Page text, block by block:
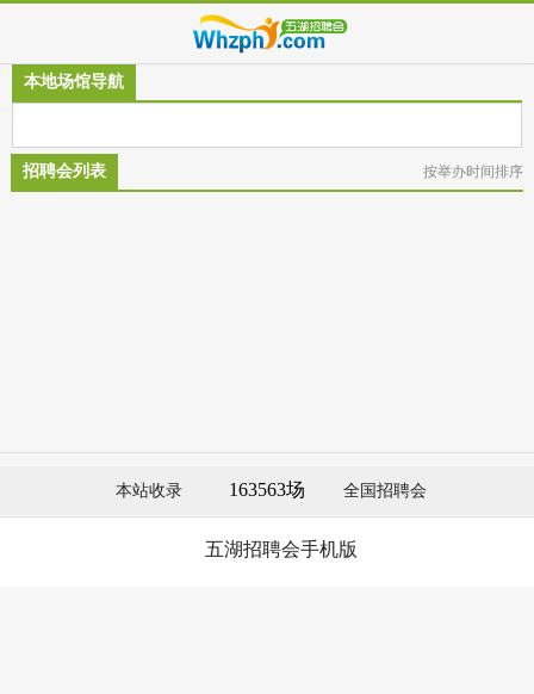
本地场馆导航
招聘会列表 按举办时间排序
本站收录 163563场 全国招聘会
五湖招聘会手机版